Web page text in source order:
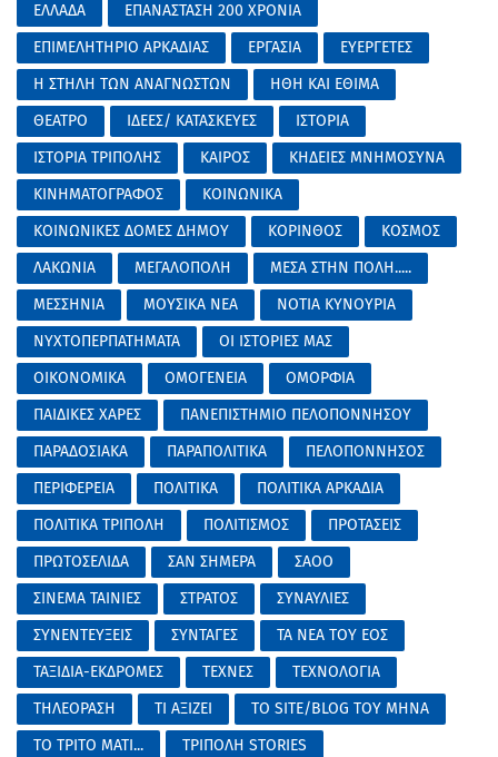
ΕΛΛΑΔΑ
ΕΠΑΝΑΣΤΑΣΗ 200 ΧΡΟΝΙΑ
ΕΠΙΜΕΛΗΤΗΡΙΟ ΑΡΚΑΔΙΑΣ
ΕΡΓΑΣΙΑ
ΕΥΕΡΓΕΤΕΣ
Η ΣΤΗΛΗ ΤΩΝ ΑΝΑΓΝΩΣΤΩΝ
ΗΘΗ ΚΑΙ ΕΘΙΜΑ
ΘΕΑΤΡΟ
ΙΔΕΕΣ/ ΚΑΤΑΣΚΕΥΕΣ
ΙΣΤΟΡΙΑ
ΙΣΤΟΡΙΑ ΤΡΙΠΟΛΗΣ
ΚΑΙΡΟΣ
ΚΗΔΕΙΕΣ ΜΝΗΜΟΣΥΝΑ
ΚΙΝΗΜΑΤΟΓΡΑΦΟΣ
ΚΟΙΝΩΝΙΚΑ
ΚΟΙΝΩΝΙΚΕΣ ΔΟΜΕΣ ΔΗΜΟΥ
ΚΟΡΙΝΘΟΣ
ΚΟΣΜΟΣ
ΛΑΚΩΝΙΑ
ΜΕΓΑΛΟΠΟΛΗ
ΜΕΣΑ ΣΤΗΝ ΠΟΛΗ.....
ΜΕΣΣΗΝΙΑ
ΜΟΥΣΙΚΑ ΝΕΑ
ΝΟΤΙΑ ΚΥΝΟΥΡΙΑ
ΝΥΧΤΟΠΕΡΠΑΤΗΜΑΤΑ
ΟΙ ΙΣΤΟΡΙΕΣ ΜΑΣ
ΟΙΚΟΝΟΜΙΚΑ
ΟΜΟΓΕΝΕΙΑ
ΟΜΟΡΦΙΑ
ΠΑΙΔΙΚΕΣ ΧΑΡΕΣ
ΠΑΝΕΠΙΣΤΗΜΙΟ ΠΕΛΟΠΟΝΝΗΣΟΥ
ΠΑΡΑΔΟΣΙΑΚΑ
ΠΑΡΑΠΟΛΙΤΙΚΑ
ΠΕΛΟΠΟΝΝΗΣΟΣ
ΠΕΡΙΦΕΡΕΙΑ
ΠΟΛΙΤΙΚΑ
ΠΟΛΙΤΙΚΑ ΑΡΚΑΔΙΑ
ΠΟΛΙΤΙΚΑ ΤΡΙΠΟΛΗ
ΠΟΛΙΤΙΣΜΟΣ
ΠΡΟΤΑΣΕΙΣ
ΠΡΩΤΟΣΕΛΙΔΑ
ΣΑΝ ΣΗΜΕΡΑ
ΣΑΟΟ
ΣΙΝΕΜΑ ΤΑΙΝΙΕΣ
ΣΤΡΑΤΟΣ
ΣΥΝΑΥΛΙΕΣ
ΣΥΝΕΝΤΕΥΞΕΙΣ
ΣΥΝΤΑΓΕΣ
ΤΑ ΝΕΑ ΤΟΥ ΕΟΣ
ΤΑΞΙΔΙΑ-ΕΚΔΡΟΜΕΣ
ΤΕΧΝΕΣ
ΤΕΧΝΟΛΟΓΙΑ
ΤΗΛΕΟΡΑΣΗ
ΤΙ ΑΞΙΖΕΙ
ΤΟ SITE/BLOG ΤΟΥ ΜΗΝΑ
ΤΟ ΤΡΙΤΟ ΜΑΤΙ...
ΤΡΙΠΟΛΗ STORIES